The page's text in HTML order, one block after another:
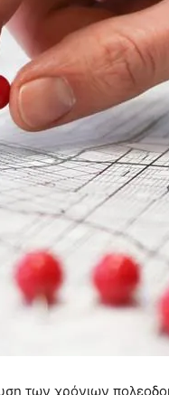
των χρόνιων